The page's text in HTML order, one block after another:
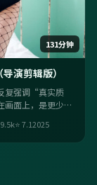
131分钟
演剪辑版）
复强调“真实质
面上，是更少台
在细节里长出
k⭐7.12025